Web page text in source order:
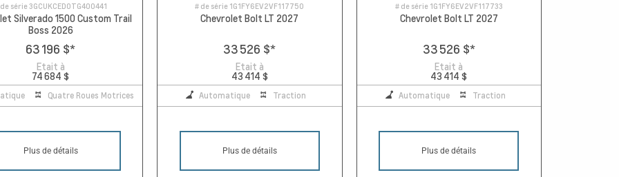
série3GCUKCED0TG400441
Silverado 1500 Custom Trail
Boss 2026
63 196 $*
Etait à
74 684 $
Quatre Roues Motrices
Plus de détails
# de série 1G1FY6EV2VF117750
Chevrolet Bolt LT 2027
33 526 $*
Etait à
43 414 $
Automatique Traction
Plus de détails
# de série 1G1FY6EV2VF117733
Chevrolet Bolt LT 2027
33 526 $*
Etait à
43 414 $
Automatique Traction
Plus de détails